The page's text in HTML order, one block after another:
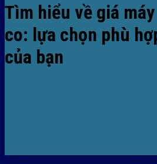
Tìm hiểu về giá
co: lựa chọn phù
của bạn